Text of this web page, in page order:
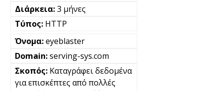
3 μήνες
HTTP
eyeblaster
serving-sys.com
Καταγράφει δεδομένα
για επισκέπτες από πολλές